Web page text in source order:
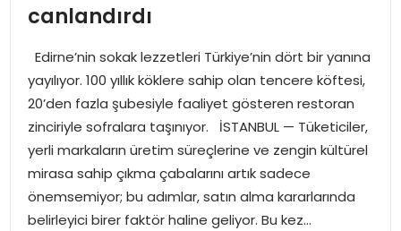
TEKNOLOJI
EĞITIM
MAGAZIN
SPOR
YAŞAM
canlandırdı
Edirne’nin sokak lezzetleri Türkiye’nin dört bir yanına
yayılıyor. 100 yıllık köklere sahip olan tencere köftesi,
20’den fazla şubesiyle faaliyet gösteren restoran
zinciriyle sofralara taşınıyor. İSTANBUL — Tüketiciler,
yerli markaların üretim süreçlerine ve zengin kültürel
mirasa sahip çıkma çabalarını artık sadece
önemsemiyor; bu adımlar, satın alma kararlarında
belirleyici birer faktör haline geliyor. Bu kez…